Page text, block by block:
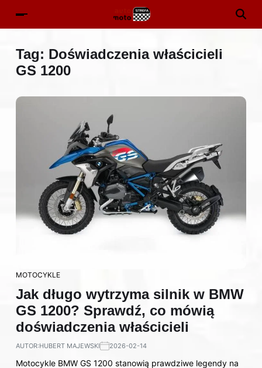
Tag: Doświadczenia właścicieli
GS 1200
MOTOCYKLE
Jak długo wytrzyma silnik w BMW
GS 1200? Sprawdź, co mówią
doświadczenia właścicieli
AUTOR:HUBERT MAJEWSKI 2026-02-14
Motocykle BMW GS 1200 stanowią prawdziwe legendy na